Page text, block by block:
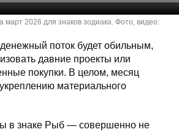
март 2026 для знаков зодиака. Фото, видео:
поток будет обильным,
давние проекты или
покупки. В целом, месяц
материального
в знаке Рыб — совершенно не